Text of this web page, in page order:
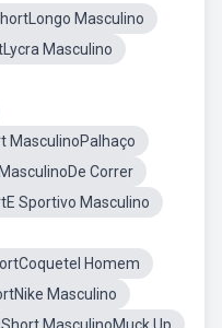
Masculino
Masculino
MasculinoPalhaço
Correr
Sportivo Masculino
Homem
Masculino